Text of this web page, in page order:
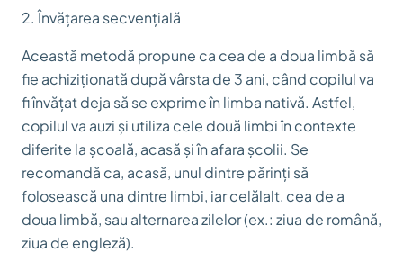
2. Învățarea secvențială
Această metodă propune ca cea de a doua limbă să
fie achiziționată după vârsta de 3 ani, când copilul va
fi învățat deja să se exprime în limba nativă. Astfel,
copilul va auzi și utiliza cele două limbi în contexte
diferite la școală, acasă și în afara școlii. Se
recomandă ca, acasă, unul dintre părinți să
folosească una dintre limbi, iar celălalt, cea de a
doua limbă, sau alternarea zilelor (ex.: ziua de română,
ziua de engleză).